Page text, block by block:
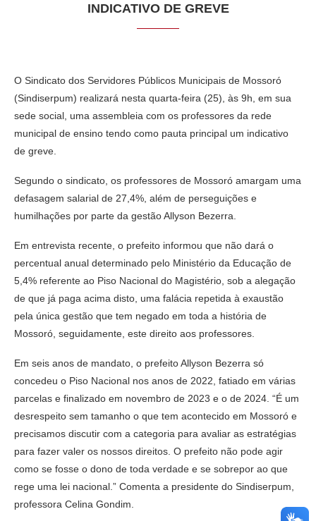
INDICATIVO DE GREVE
O Sindicato dos Servidores Públicos Municipais de Mossoró
(Sindiserpum) realizará nesta quarta-feira (25), às 9h, em sua
sede social, uma assembleia com os professores da rede
municipal de ensino tendo como pauta principal um indicativo
de greve.
Segundo o sindicato, os professores de Mossoró amargam uma
defasagem salarial de 27,4%, além de perseguições e
humilhações por parte da gestão Allyson Bezerra.
Em entrevista recente, o prefeito informou que não dará o
percentual anual determinado pelo Ministério da Educação de
5,4% referente ao Piso Nacional do Magistério, sob a alegação
de que já paga acima disto, uma falácia repetida à exaustão
pela única gestão que tem negado em toda a história de
Mossoró, seguidamente, este direito aos professores.
Em seis anos de mandato, o prefeito Allyson Bezerra só
concedeu o Piso Nacional nos anos de 2022, fatiado em várias
parcelas e finalizado em novembro de 2023 e o de 2024. “É um
desrespeito sem tamanho o que tem acontecido em Mossoró e
precisamos discutir com a categoria para avaliar as estratégias
para fazer valer os nossos direitos. O prefeito não pode agir
como se fosse o dono de toda verdade e se sobrepor ao que
rege uma lei nacional.” Comenta a presidente do Sindiserpum,
professora Celina Gondim.